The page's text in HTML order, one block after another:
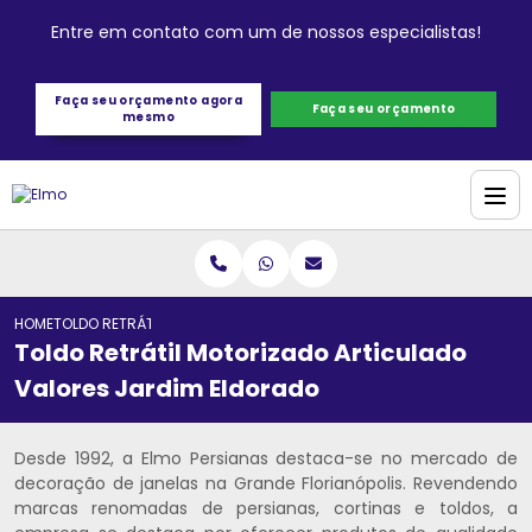
Entre em contato com um de nossos especialistas!
Faça seu orçamento agora
mesmo
Faça seu orçamento
HOMETOLDO RETRÁTIL MOTORIZADO ARTICULADO VALORES JARDIM
Toldo Retrátil Motorizado Articulado
Valores Jardim Eldorado
Desde 1992, a Elmo Persianas destaca-se no mercado de
decoração de janelas na Grande Florianópolis. Revendendo
marcas renomadas de persianas, cortinas e toldos, a